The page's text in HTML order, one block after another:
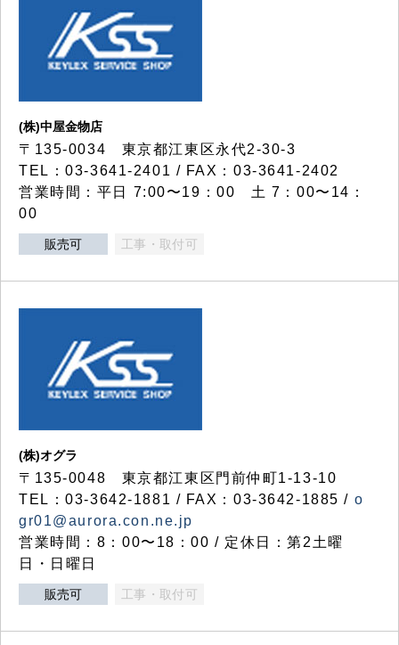
(株)中屋金物店
〒135-0034 東京都江東区永代2-30-3
TEL：03-3641-2401 / FAX：03-3641-2402
営業時間：平日 7:00〜19：00 土 7：00〜14：
00
販売可 工事・取付可
(株)オグラ
〒135-0048 東京都江東区門前仲町1-13-10
TEL：03-3642-1881 / FAX：03-3642-1885 / o
gr01@aurora.con.ne.jp
営業時間：8：00〜18：00 / 定休日：第2土曜
日・日曜日
販売可 工事・取付可